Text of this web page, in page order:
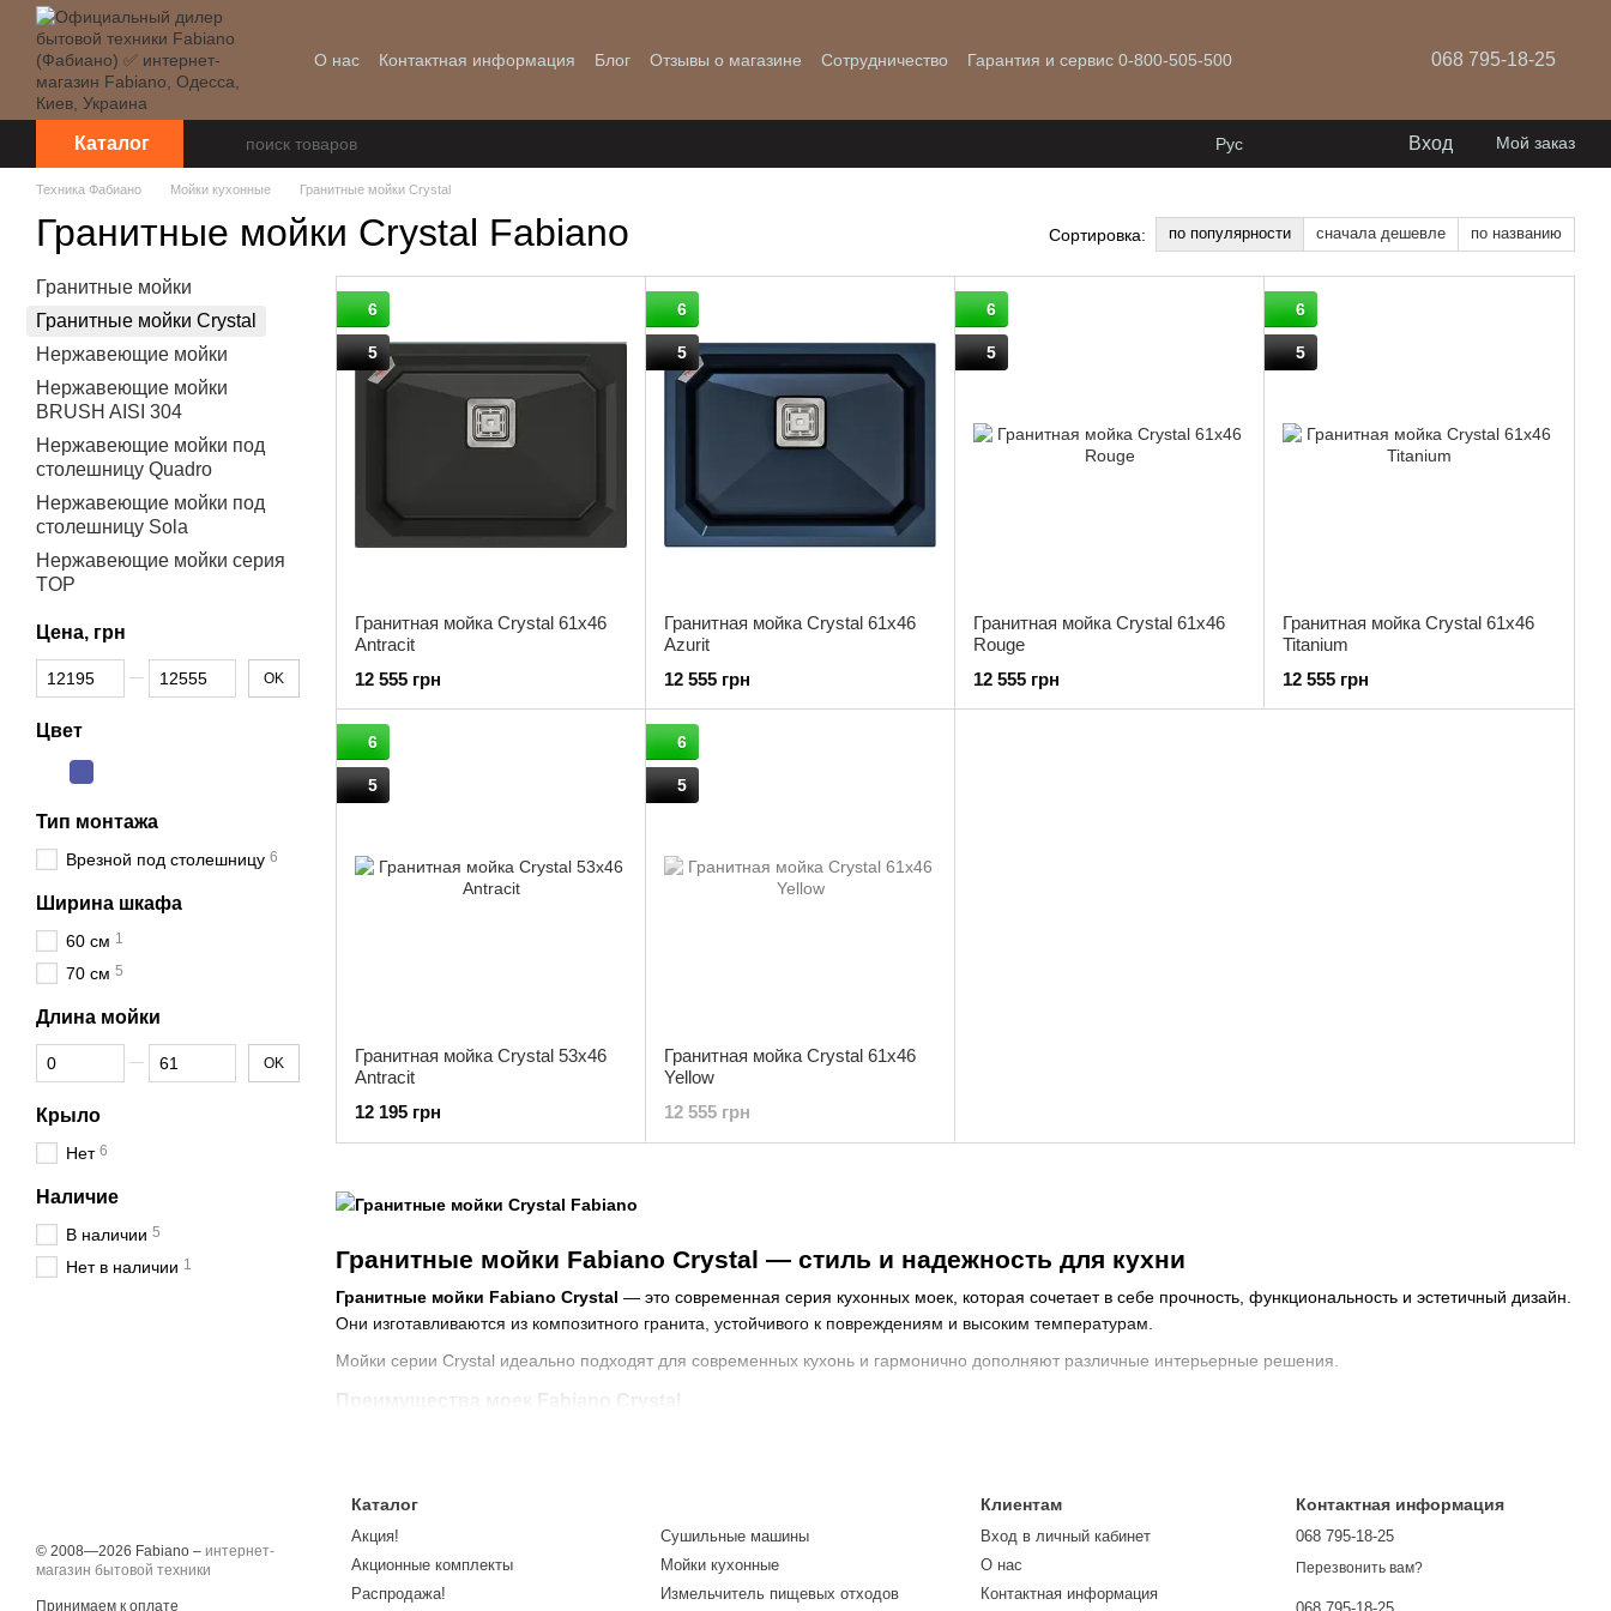
Перейти к основному контенту
О нас Контактная информация Блог Отзывы о магазине Сотрудничество
Гарантия и сервис 0-800-505-500
068 795-18-25
Каталог Рус Вход Мой заказ
Техника Фабиано Мойки кухонные Гранитные мойки Crystal
Гранитные мойки Crystal Fabiano Сортировка: по популярности сначала дешевле по названию
Гранитные мойки Fabiano Crystal — стиль и надежность для кухни
Гранитные мойки Fabiano Crystal — это современная серия кухонных моек, которая сочетает в себе прочность, функциональность и эстетичный дизайн.
Они изготавливаются из композитного гранита, устойчивого к повреждениям и высоким температурам.
Мойки серии Crystal идеально подходят для современных кухонь и гармонично дополняют различные интерьерные решения.
Преимущества моек Fabiano Crystal
термостойкость и долговечность;
защита от пятен и неприятных запахов;
разнообразие форм и цветовых решений;
6
5
Гранитная мойка Crystal 61x46
Antracit
12 555 грн
6
5
Гранитная мойка Crystal 61x46
Azurit
12 555 грн
6
5
Гранитная мойка Crystal 61x46
Rouge
12 555 грн
6
5
Гранитная мойка Crystal 61x46
Titanium
12 555 грн
6
5
Гранитная мойка Crystal 53x46
Antracit
12 195 грн
6
5
Гранитная мойка Crystal 61x46
Yellow
12 555 грн
Гранитные мойки
Гранитные мойки Crystal
Нержавеющие мойки
Нержавеющие мойки
BRUSH AISI 304
Нержавеющие мойки под
столешницу Quadro
Нержавеющие мойки под
столешницу Sola
Нержавеющие мойки серия
TOP
Цена, грн
От Цена, грн
До Цена, грн OK
Цвет
Тип монтажа
Врезной под столешницу 6
Ширина шкафа
60 см 1
70 см 5
Длина мойки
От Длина мойки
До Длина мойки OK
Крыло
Нет 6
Наличие
В наличии 5
Нет в наличии 1
© 2008—2026 Fabiano – интернет-
магазин бытовой техники
Принимаем к оплате
Каталог
Акция!
Акционные комплекты
Распродажа!
Сушильные машины
Мойки кухонные
Измельчитель пищевых отходов
Клиентам
Вход в личный кабинет
О нас
Контактная информация
Контактная информация
068 795-18-25
Перезвонить вам?